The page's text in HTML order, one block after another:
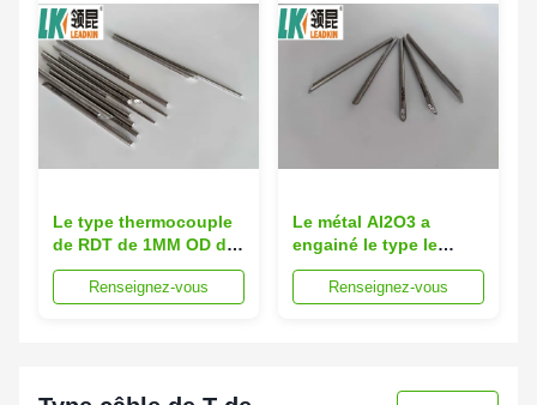
Le type thermocouple
de RDT de 1MM OD d'E
câblent 3 le fil Inconel
600 pour la fabrication
Renseignez-vous
Le métal Al2O3 a
engainé le type le
câble de thermocouple
d'E SUS316 isolé
Renseignez-vous